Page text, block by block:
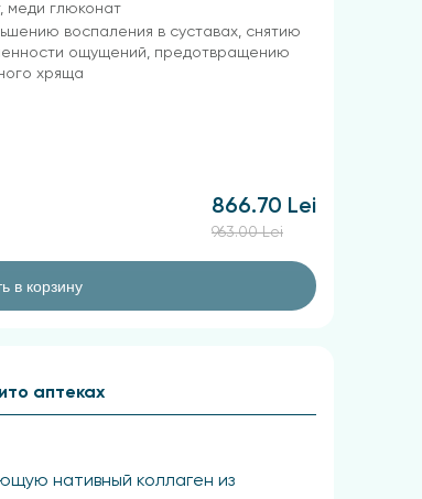
меди глюконат
воспаления в суставах, снятию
ощущений, предотвращению
хряща
866.70 Lei
963.00 Lei
в корзину
нативный коллаген из
аптеках